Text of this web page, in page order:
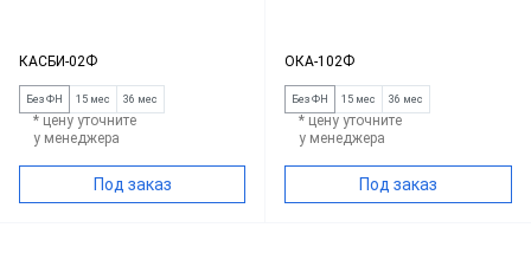
КАСБИ-02Ф
Без ФН 15 мес 36 мес
* цену уточните
у менеджера
Под заказ
ОКА-102Ф
Без ФН 15 мес 36 мес
* цену уточните
у менеджера
Под заказ